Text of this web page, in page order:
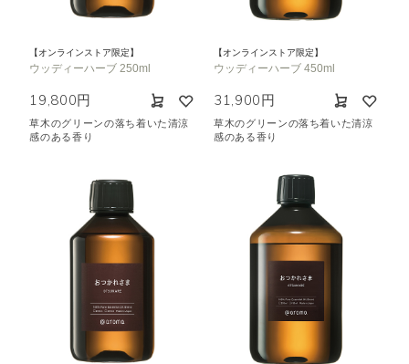
【オンラインストア限定】
ウッディーハーブ 250ml
19,800円
草木のグリーンの落ち着いた清涼
感のある香り
【オンラインストア限定】
ウッディーハーブ 450ml
31,900円
草木のグリーンの落ち着いた清涼
感のある香り